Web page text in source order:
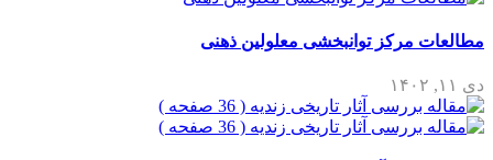
مطالعات مرکز توانبخشی معلولین ذهنی
دی ۱۱, ۱۴۰۲